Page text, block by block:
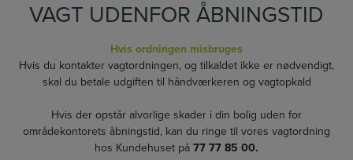
VAGT UDENFOR ÅBNINGSTID
Hvis ordningen misbruges
Hvis du kontakter vagtordningen, og tilkaldet ikke er nødvendigt,
skal du betale udgiften til håndværkeren og vagtopkald
Hvis der opstår alvorlige skader i din bolig uden for
områdekontorets åbningstid, kan du ringe til vores vagtordning
hos Kundehuset på 77 77 85 00.